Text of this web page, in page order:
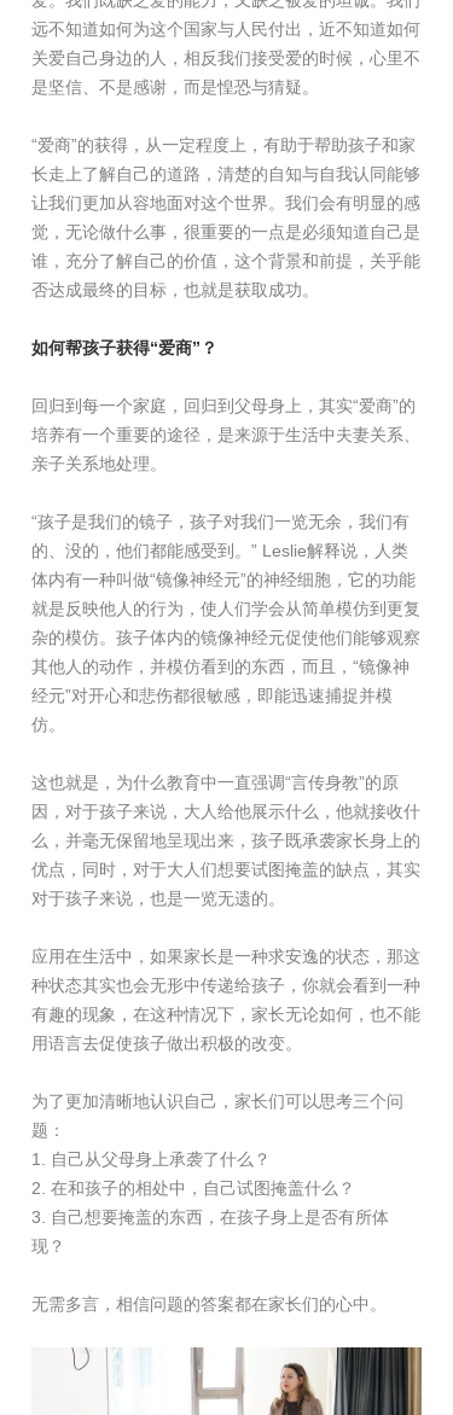
远不知道如何为这个国家与人民付出，近不知道如何
关爱自己身边的人，相反我们接受爱的时候，心里不
是坚信、不是感谢，而是惶恐与猜疑。
“爱商”的获得，从一定程度上，有助于帮助孩子和家
长走上了解自己的道路，清楚的自知与自我认同能够
让我们更加从容地面对这个世界。我们会有明显的感
觉，无论做什么事，很重要的一点是必须知道自己是
谁，充分了解自己的价值，这个背景和前提，关乎能
否达成最终的目标，也就是获取成功。
如何帮孩子获得“爱商”？
回归到每一个家庭，回归到父母身上，其实“爱商”的
培养有一个重要的途径，是来源于生活中夫妻关系、
亲子关系地处理。
“孩子是我们的镜子，孩子对我们一览无余，我们有
的、没的，他们都能感受到。” Leslie解释说，人类
体内有一种叫做“镜像神经元”的神经细胞，它的功能
就是反映他人的行为，使人们学会从简单模仿到更复
杂的模仿。孩子体内的镜像神经元促使他们能够观察
其他人的动作，并模仿看到的东西，而且，“镜像神
经元”对开心和悲伤都很敏感，即能迅速捕捉并模
仿。
这也就是，为什么教育中一直强调“言传身教”的原
因，对于孩子来说，大人给他展示什么，他就接收什
么，并毫无保留地呈现出来，孩子既承袭家长身上的
优点，同时，对于大人们想要试图掩盖的缺点，其实
对于孩子来说，也是一览无遗的。
应用在生活中，如果家长是一种求安逸的状态，那这
种状态其实也会无形中传递给孩子，你就会看到一种
有趣的现象，在这种情况下，家长无论如何，也不能
用语言去促使孩子做出积极的改变。
为了更加清晰地认识自己，家长们可以思考三个问
题：
1. 自己从父母身上承袭了什么？
2. 在和孩子的相处中，自己试图掩盖什么？
3. 自己想要掩盖的东西，在孩子身上是否有所体
现？
无需多言，相信问题的答案都在家长们的心中。